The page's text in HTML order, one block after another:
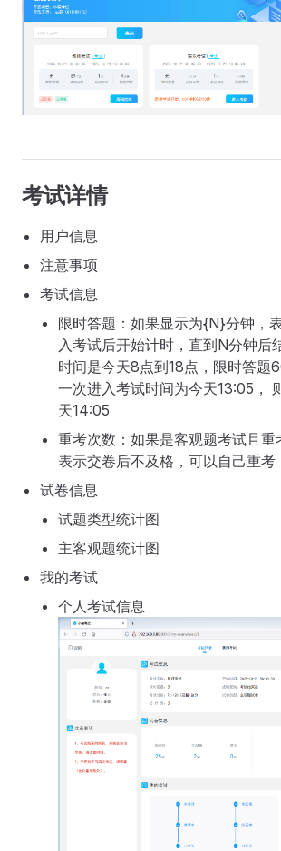
考试详情
用户信息
注意事项
考试信息
限时答题：如果显示为{N}分钟，
入考试后开始计时，直到N分钟后
时间是今天8点到18点，限时答题
一次进入考试时间为今天13:05，
天14:05
重考次数：如果是客观题考试且重
表示交卷后不及格，可以自己重考
试卷信息
试题类型统计图
主客观题统计图
我的考试
个人考试信息